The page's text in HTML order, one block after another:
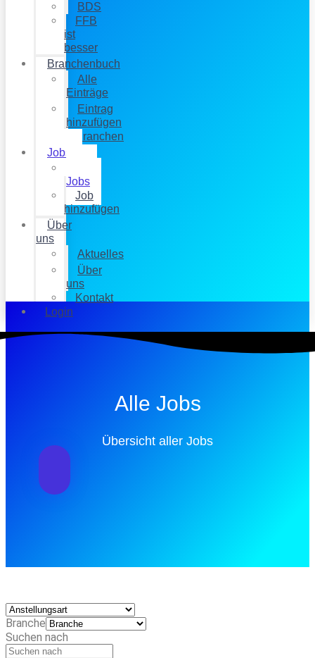
BDS
FFB
ist
besser
Branchenbuch
Alle
Einträge
Eintrag
hinzufügen
Branchen
Jobs
Jobs
Job
hinzufügen
Über
uns
Aktuelles
Über
uns
Kontakt
Login
Alle Jobs
Übersicht aller Jobs
Branche
Suchen nach